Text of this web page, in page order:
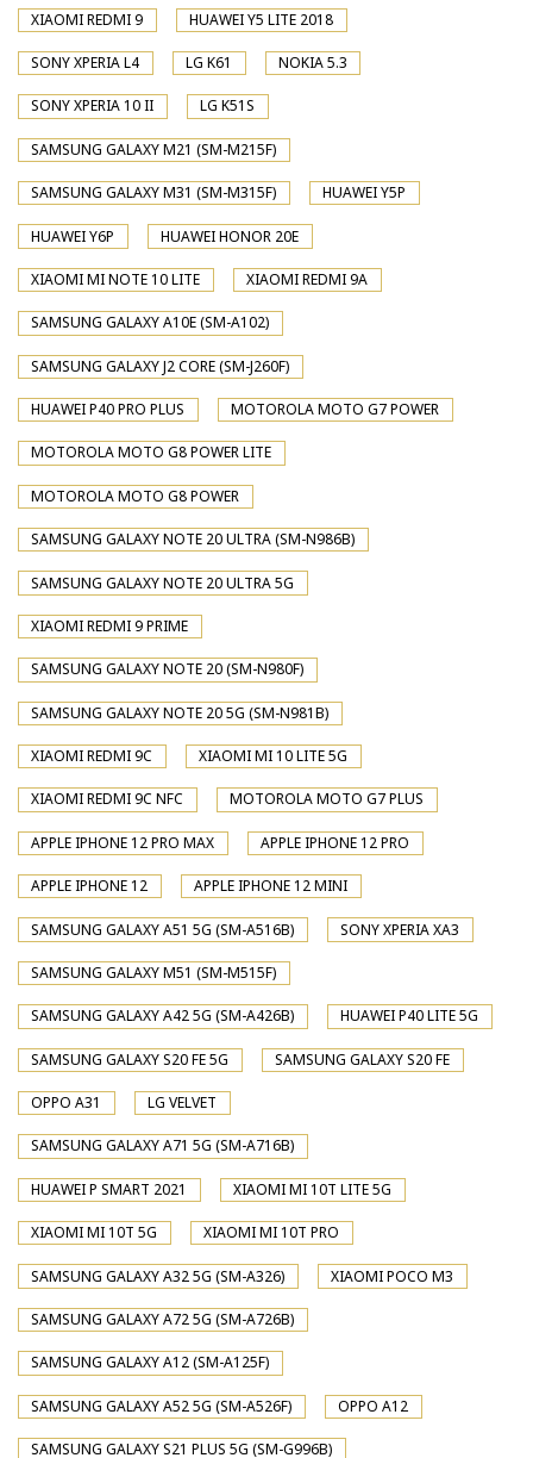
XIAOMI REDMI 9 HUAWEI Y5 LITE 2018
SONY XPERIA L4 LG K61 NOKIA 5.3
SONY XPERIA 10 II LG K51S
SAMSUNG GALAXY M21 (SM-M215F)
SAMSUNG GALAXY M31 (SM-M315F) HUAWEI Y5P
HUAWEI Y6P HUAWEI HONOR 20E
XIAOMI MI NOTE 10 LITE XIAOMI REDMI 9A
SAMSUNG GALAXY A10E (SM-A102)
SAMSUNG GALAXY J2 CORE (SM-J260F)
HUAWEI P40 PRO PLUS MOTOROLA MOTO G7 POWER
MOTOROLA MOTO G8 POWER LITE
MOTOROLA MOTO G8 POWER
SAMSUNG GALAXY NOTE 20 ULTRA (SM-N986B)
SAMSUNG GALAXY NOTE 20 ULTRA 5G
XIAOMI REDMI 9 PRIME
SAMSUNG GALAXY NOTE 20 (SM-N980F)
SAMSUNG GALAXY NOTE 20 5G (SM-N981B)
XIAOMI REDMI 9C XIAOMI MI 10 LITE 5G
XIAOMI REDMI 9C NFC MOTOROLA MOTO G7 PLUS
APPLE IPHONE 12 PRO MAX APPLE IPHONE 12 PRO
APPLE IPHONE 12 APPLE IPHONE 12 MINI
SAMSUNG GALAXY A51 5G (SM-A516B) SONY XPERIA XA3
SAMSUNG GALAXY M51 (SM-M515F)
SAMSUNG GALAXY A42 5G (SM-A426B) HUAWEI P40 LITE 5G
SAMSUNG GALAXY S20 FE 5G SAMSUNG GALAXY S20 FE
OPPO A31 LG VELVET
SAMSUNG GALAXY A71 5G (SM-A716B)
HUAWEI P SMART 2021 XIAOMI MI 10T LITE 5G
XIAOMI MI 10T 5G XIAOMI MI 10T PRO
SAMSUNG GALAXY A32 5G (SM-A326) XIAOMI POCO M3
SAMSUNG GALAXY A72 5G (SM-A726B)
SAMSUNG GALAXY A12 (SM-A125F)
SAMSUNG GALAXY A52 5G (SM-A526F) OPPO A12
SAMSUNG GALAXY S21 PLUS 5G (SM-G996B)